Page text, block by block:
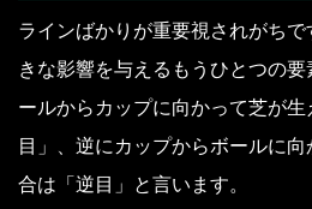
ラインばかりが重要視されがち
きな影響を与えるもうひとつの
ールからカップに向かって芝が
目」、逆にカップからボールに
合は「逆目」と言います。